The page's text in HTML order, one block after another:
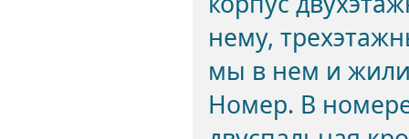
нему,
мы в нем и
Номер. В